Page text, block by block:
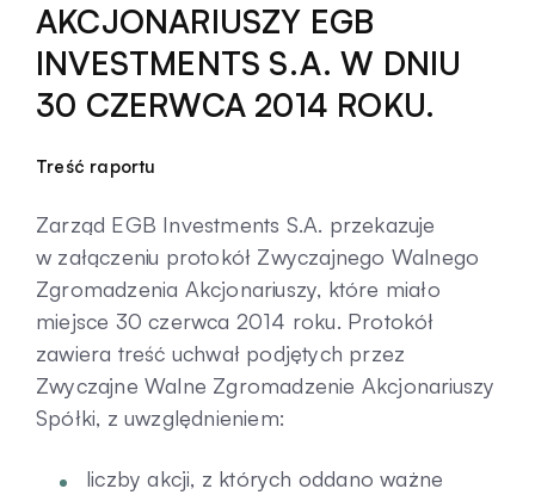
Kontakt
AKCJONARIUSZY EGB
INVESTMENTS S.A. W DNIU
30 CZERWCA 2014 ROKU.
Treść raportu
Zarząd EGB Investments S.A. przekazuje
w załączeniu protokół Zwyczajnego Walnego
Zgromadzenia Akcjonariuszy, które miało
miejsce 30 czerwca 2014 roku. Protokół
zawiera treść uchwał podjętych przez
Zwyczajne Walne Zgromadzenie Akcjonariuszy
Spółki, z uwzględnieniem:
liczby akcji, z których oddano ważne